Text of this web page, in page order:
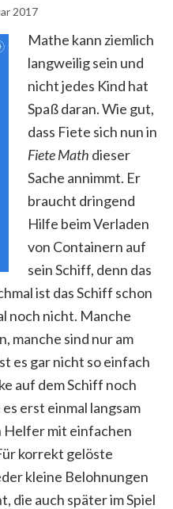
2017
Mathe kann ziemlich
langweilig sein und
nicht jedes Kind hat
Spaß daran. Wie gut,
dass Fiete sich nun in
Fiete Math dieser
Sache annimmt. Er
braucht dringend
Hilfe beim Verladen
von Containern auf
sein Schiff, denn das
ist das Schiff schon
noch nicht. Manche
manche sind nur am
es gar nicht so einfach
auf dem Schiff noch
erst einmal langsam
Helfer mit einfachen
korrekt gelöste
kleine Belohnungen
die auch später im Spiel